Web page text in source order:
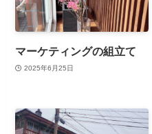
マーケティングの組立て
2025年6月25日